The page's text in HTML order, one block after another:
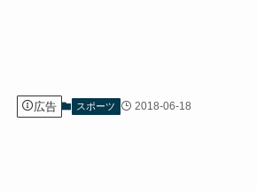
広告 スポーツ 2018-06-18